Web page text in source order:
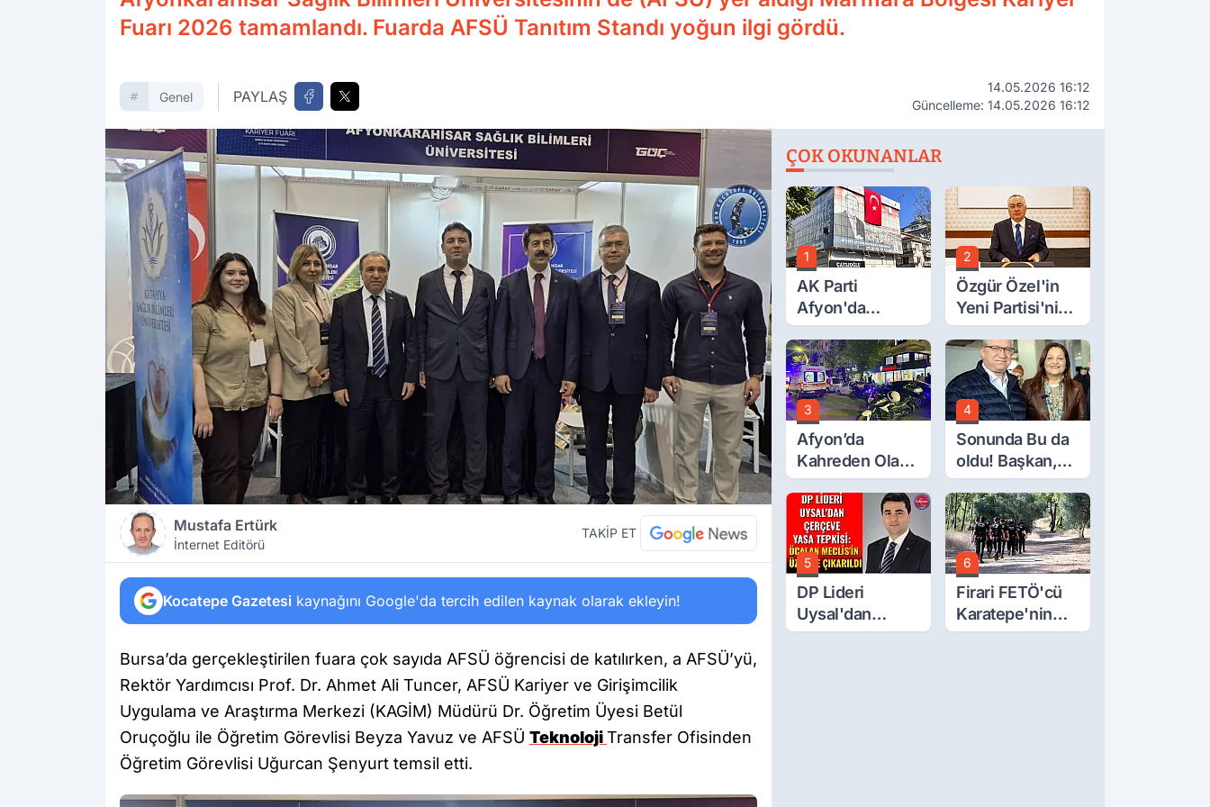
Fuarı 2026 tamamlandı. Fuarda AFSÜ Tanıtım Standı yoğun ilgi gördü.
Genel PAYLAŞ
14.05.2026 16:12
Güncelleme: 14.05.2026 16:12
Mustafa Ertürk
İnternet Editörü
TAKİP ET
Kocatepe Gazetesi kaynağını Google'da tercih edilen kaynak olarak ekleyin!
Bursa’da gerçekleştirilen fuara çok sayıda AFSÜ öğrencisi de katılırken, a AFSÜ’yü,
Rektör Yardımcısı Prof. Dr. Ahmet Ali Tuncer, AFSÜ Kariyer ve Girişimcilik
Uygulama ve Araştırma Merkezi (KAGİM) Müdürü Dr. Öğretim Üyesi Betül
Oruçoğlu ile Öğretim Görevlisi Beyza Yavuz ve AFSÜ TeknolojiTransfer Ofisinden
Öğretim Görevlisi Uğurcan Şenyurt temsil etti.
ÇOK OKUNANLAR
1
AK Parti
Afyon'da
Turgay Şahin'in
Ardından Bir
Şok Daha!
2
Özgür Özel'in
Yeni Partisi'nin
Afyon Başkanı
Belli Oldu
3
Afyon’da
Kahreden Olay:
6 Yaşındaki
Çocuk 6. Kattan
Düştü
4
Sonunda Bu da
oldu! Başkan,
Meclis Üyesini
Hobi
Bahçesinden
Attırdı
5
DP Lideri
Uysal'dan
Çerçeve Yasa
6
Firari FETÖ'cü
Karatepe'nin
Gösterdiği